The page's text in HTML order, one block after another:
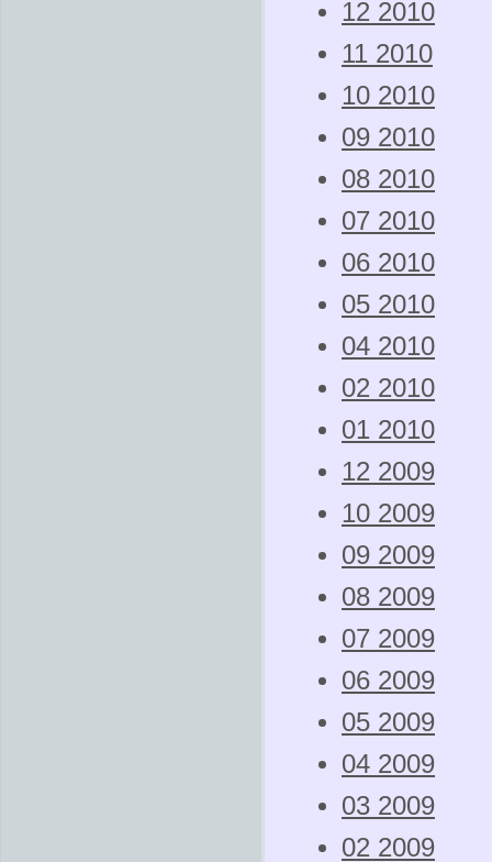
12 2010
11 2010
10 2010
09 2010
08 2010
07 2010
06 2010
05 2010
04 2010
02 2010
01 2010
12 2009
10 2009
09 2009
08 2009
07 2009
06 2009
05 2009
04 2009
03 2009
02 2009